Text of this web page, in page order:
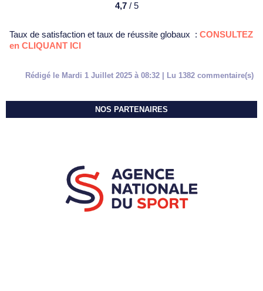
4,7 / 5
Taux de satisfaction et taux de réussite globaux : CONSULTEZ
en CLIQUANT ICI
Rédigé le Mardi 1 Juillet 2025 à 08:32 | Lu 1382 commentaire(s)
NOS PARTENAIRES